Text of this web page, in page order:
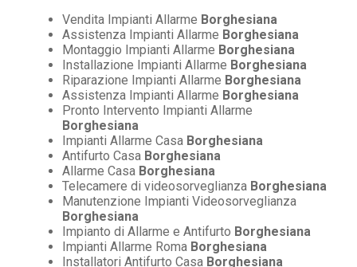
Vendita Impianti Allarme Borghesiana
Assistenza Impianti Allarme Borghesiana
Montaggio Impianti Allarme Borghesiana
Installazione Impianti Allarme Borghesiana
Riparazione Impianti Allarme Borghesiana
Assistenza Impianti Allarme Borghesiana
Pronto Intervento Impianti Allarme
Borghesiana
Impianti Allarme Casa Borghesiana
Antifurto Casa Borghesiana
Allarme Casa Borghesiana
Telecamere di videosorveglianza Borghesiana
Manutenzione Impianti Videosorveglianza
Borghesiana
Impianto di Allarme e Antifurto Borghesiana
Impianti Allarme Roma Borghesiana
Installatori Antifurto Casa Borghesiana